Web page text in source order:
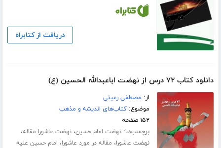
دریافت از کتابراه
دانلود کتاب ۷۲ درس از نهضت اباعبدالله الحسین (ع)
از: مصطفی رعیتی
موضوع:کتاب‌های اندیشه و مذهب
۱۵۲ صفحه
برچسب‌ها:نهضت امام حسین،نهضت عاشورا مقاله،
نهضت عاشورا، مقاله در مورد عاشورا، امام حسین علیه